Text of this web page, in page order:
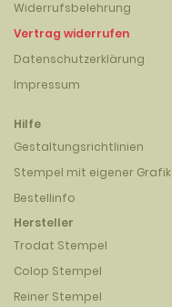
Widerrufsbelehrung
Vertrag widerrufen
Datenschutzerklärung
Impressum
Hilfe
Gestaltungsrichtlinien
Stempel mit eigener Grafik
Bestellinfo
Hersteller
Trodat Stempel
Colop Stempel
Reiner Stempel